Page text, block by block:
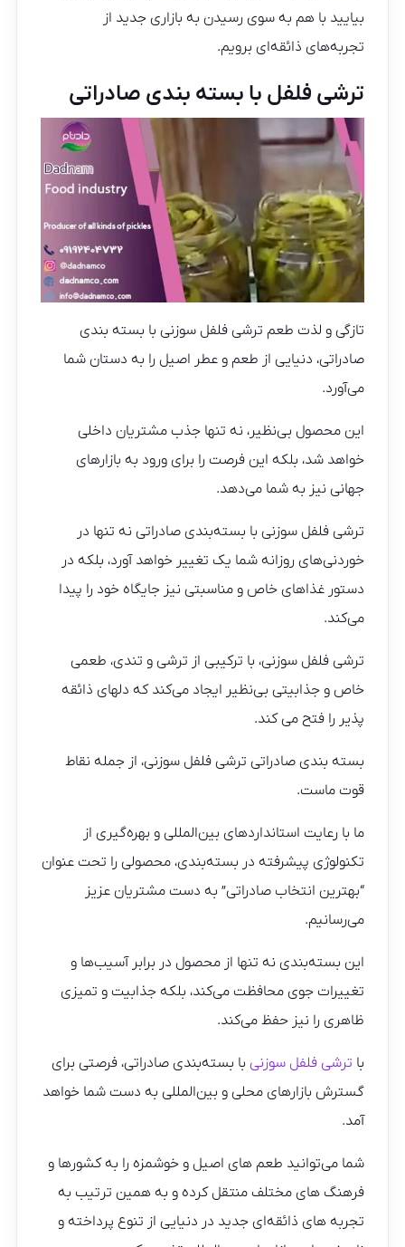
بیایید با هم به سوی رسیدن به بازاری جدید از
تجربه‌های ذائقه‌ای برویم.
ترشی فلفل با بسته بندی صادراتی
تازگی و لذت طعم ترشی فلفل سوزنی با بسته‌ بندی
صادراتی، دنیایی از طعم و عطر اصیل را به دستان شما
می‌آورد.
این محصول بی‌نظیر، نه تنها جذب مشتریان داخلی
خواهد شد، بلکه این فرصت را برای ورود به بازارهای
جهانی نیز به شما می‌دهد.
ترشی فلفل سوزنی با بسته‌بندی صادراتی نه تنها در
خوردنی‌های روزانه شما یک تغییر خواهد آورد، بلکه در
دستور غذاهای خاص و مناسبتی نیز جایگاه خود را پیدا
می‌کند.
ترشی فلفل سوزنی، با ترکیبی از ترشی و تندی، طعمی
خاص و جذابیتی بی‌نظیر ایجاد می‌کند که دلهای ذائقه‌
پذیر را فتح می‌ کند.
بسته‌ بندی صادراتی ترشی فلفل سوزنی، از جمله نقاط
قوت ماست.
ما با رعایت استانداردهای بین‌المللی و بهره‌گیری از
تکنولوژی پیشرفته در بسته‌بندی، محصولی را تحت عنوان
“بهترین انتخاب صادراتی” به دست مشتریان عزیز
می‌رسانیم.
این بسته‌بندی نه تنها از محصول در برابر آسیب‌ها و
تغییرات جوی محافظت می‌کند، بلکه جذابیت و تمیزی
ظاهری را نیز حفظ می‌کند.
با ترشی فلفل سوزنی با بسته‌بندی صادراتی، فرصتی برای
گسترش بازارهای محلی و بین‌المللی به دست شما خواهد
آمد.
شما می‌توانید طعم‌ های اصیل و خوشمزه را به کشورها و
فرهنگ‌ های مختلف منتقل کرده و به همین ترتیب به
تجربه‌ های ذائقه‌ای جدید در دنیایی از تنوع پرداخته و